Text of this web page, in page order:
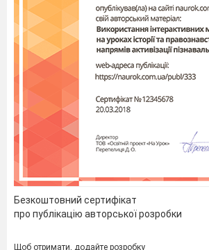
Безкоштовний сертифікат
про публікацію авторської розробки
Щоб отримати, додайте розробку